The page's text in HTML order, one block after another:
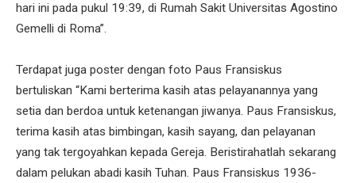
hari ini pada pukul 19:39, di Rumah Sakit Universitas Agostino
Gemelli di Roma”.
Terdapat juga poster dengan foto Paus Fransiskus
bertuliskan “Kami berterima kasih atas pelayanannya yang
setia dan berdoa untuk ketenangan jiwanya. Paus Fransiskus,
terima kasih atas bimbingan, kasih sayang, dan pelayanan
yang tak tergoyahkan kepada Gereja. Beristirahatlah sekarang
dalam pelukan abadi kasih Tuhan. Paus Fransiskus 1936-